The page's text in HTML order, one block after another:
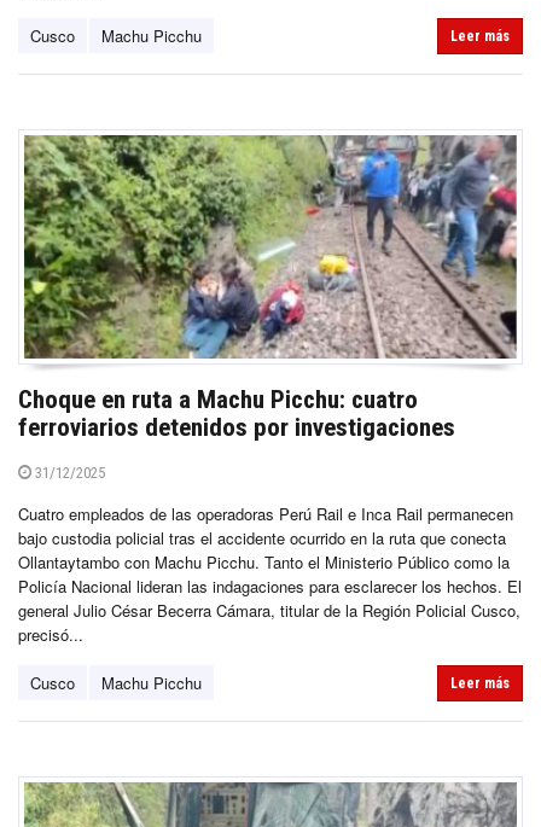
Cusco Machu Picchu Leer más
Choque en ruta a Machu Picchu: cuatro
ferroviarios detenidos por investigaciones
31/12/2025
Cuatro empleados de las operadoras Perú Rail e Inca Rail permanecen
bajo custodia policial tras el accidente ocurrido en la ruta que conecta
Ollantaytambo con Machu Picchu. Tanto el Ministerio Público como la
Policía Nacional lideran las indagaciones para esclarecer los hechos. El
general Julio César Becerra Cámara, titular de la Región Policial Cusco,
precisó...
Cusco Machu Picchu Leer más